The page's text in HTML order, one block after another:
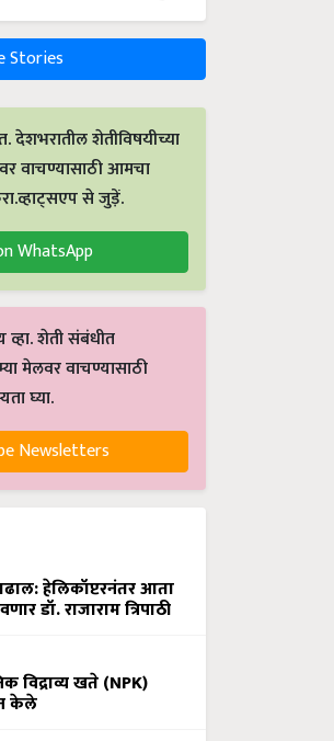
Stories
देशभरातील शेतीविषयीच्या
वाचण्यासाठी आमचा
से जुड़ें.
WhatsApp
शेती संबंधीत
मेलवर वाचण्यासाठी
घ्या.
Newsletters
हेलिकॉप्टरनंतर आता
डॉ. राजाराम त्रिपाठी
विद्राव्य खते (NPK)
केले